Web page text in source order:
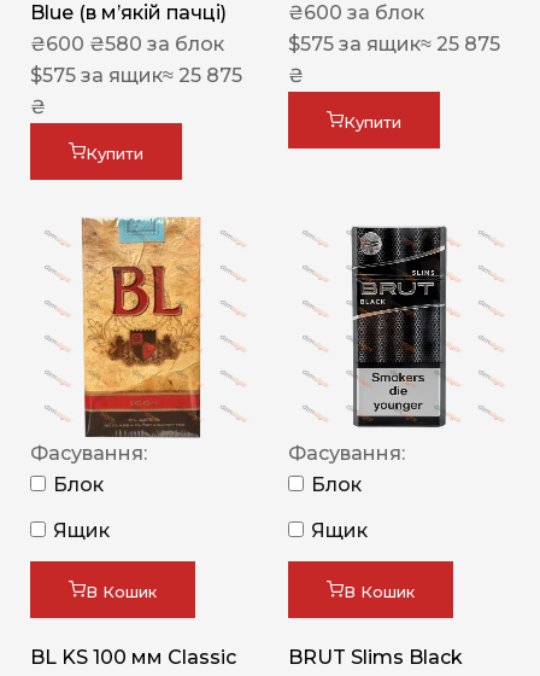
Blue (в мʼякій пачці)
₴600 ₴580 за блок
$575 за ящик≈ 25 875
₴
Купити
₴600 за блок
$575 за ящик≈ 25 875
₴
Купити
Фасування:
Блок
Ящик
В Кошик
BL KS 100 мм Classic
Фасування:
Блок
Ящик
В Кошик
BRUT Slims Black